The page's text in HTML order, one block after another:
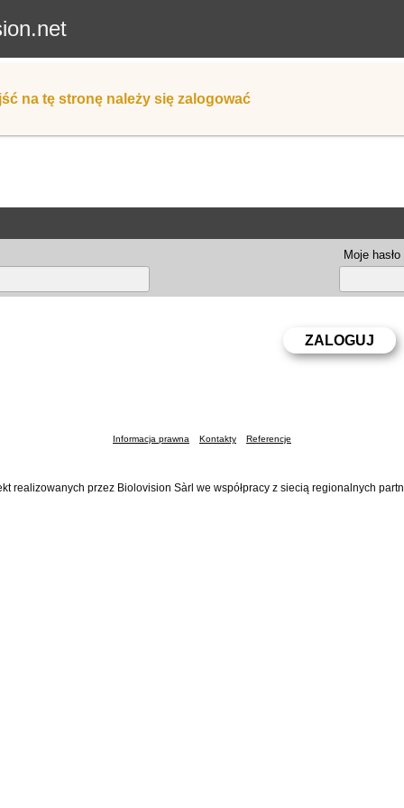
na tę stronę należy się zalogować
Moje hasło
Informacja prawna Kontakty Referencje
realizowanych przez Biolovision Sàrl we współpracy z siecią regionalnych